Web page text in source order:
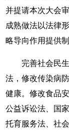
并提请本次大会
成熟做法以法律
略导向作用提供制
完善社会民
法，修改传染病
健康。修改食品
公益诉讼法、国
托育服务法、社